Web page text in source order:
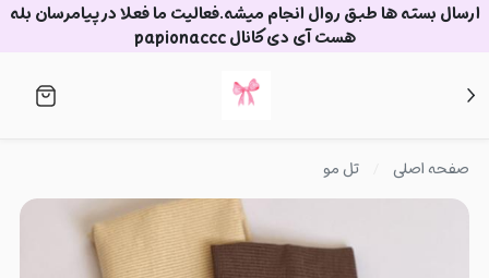
ارسال بسته ها طبق روال انجام میشه.فعالیت ما فعلا در پیامرسان بله
هست آی دی کانال papionaccc
صفحه اصلی تل مو